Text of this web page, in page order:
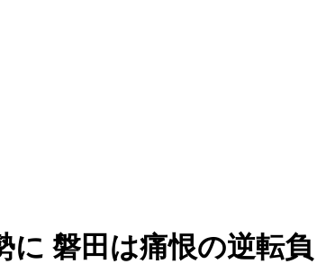
に 磐田は痛恨の逆転負